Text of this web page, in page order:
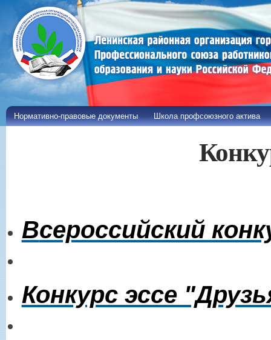
Нормативно-правовые документы Школа профсоюзного актива
Всероссийский
Конкурс эссе